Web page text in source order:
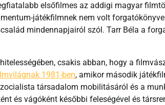
elsőfilmes az addigi magyar
játékfilmnek nem volt
mindennapjairól szól. Tarr Béla a
csakis abban, hogy a
1981-ben, amikor második
társadalom mobilitásáról és a
és vágóként későbbi feleségével és